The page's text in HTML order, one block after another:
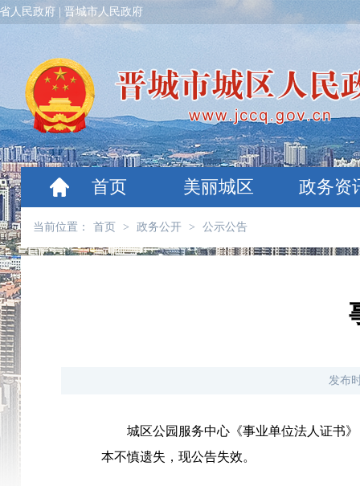
人民政府 晋城市人民政府
首页 美丽城区 政务资
当前位置： 首页 > 政务公开 > 公示公告
发布
城区公园服务中心《事业单位法人证书》
本不慎遗失，现公告失效。